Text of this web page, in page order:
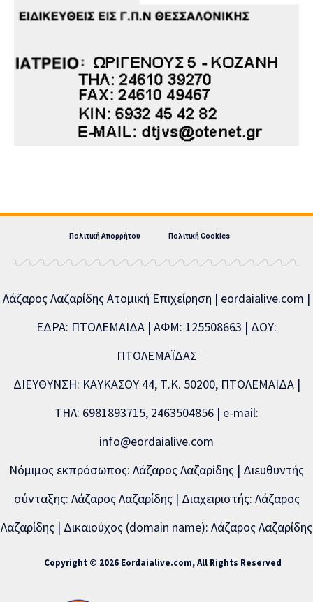
Πολιτική Απορρήτου Πολιτική Cookies
Λάζαρος Λαζαρίδης Ατομική Επιχείρηση | eordaialive.com |
ΕΔΡΑ: ΠΤΟΛΕΜΑΪΔΑ | ΑΦΜ: 125508663 | ΔΟΥ:
ΠΤΟΛΕΜΑΪΔΑΣ
ΔΙΕΥΘΥΝΣΗ: ΚΑΥΚΑΣΟΥ 44, Τ.Κ. 50200, ΠΤΟΛΕΜΑΪΔΑ |
ΤΗΛ: 6981893715, 2463504856 | e-mail:
info@eordaialive.com
Νόμιμος εκπρόσωπος: Λάζαρος Λαζαρίδης | Διευθυντής
σύνταξης: Λάζαρος Λαζαρίδης | Διαχειριστής: Λάζαρος
Λαζαρίδης | Δικαιούχος (domain name): Λάζαρος Λαζαρίδης
Copyright © 2026 Eordaialive.com, All Rights Reserved